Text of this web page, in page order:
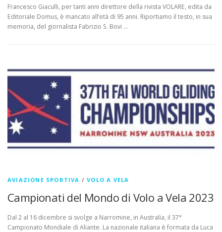
Francesco Giaculli, per tanti anni direttore della rivista VOLARE, edita da
Editoriale Domus, è mancato all’età di 95 anni. Riportiamo il testo, in sua
memoria, del giornalista Fabrizio S. Bovi …
AVIAZIONE SPORTIVA /VOLO A VELA
Campionati del Mondo di Volo a Vela 2023
Dal 2 al 16 dicembre si svolge a Narromine, in Australia, il 37°
Campionato Mondiale di Aliante. La nazionale italiana è formata da Luca